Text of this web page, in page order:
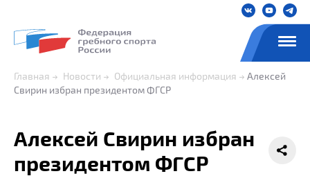
Главная Новости Официальная информация
Алексей
Свирин избран президентом ФГСР
Алексей Свирин избран
президентом ФГСР